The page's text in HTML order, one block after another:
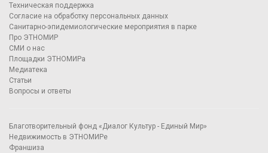
Техническая поддержка
Согласие на обработку персональных данных
Санитарно-эпидемиологические мероприятия в парке
Про ЭТНОМИР
СМИ о нас
Площадки ЭТНОМИРа
Медиатека
Статьи
Вопросы и ответы
Благотворительный фонд «Диалог Культур - Единый Мир»
Недвижимость в ЭТНОМИРе
Франшиза